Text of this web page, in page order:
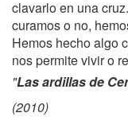
clavarlo en una
curamos o no,
Hemos hecho algo
nos permite vivir o
"Las ardillas de
(2010)